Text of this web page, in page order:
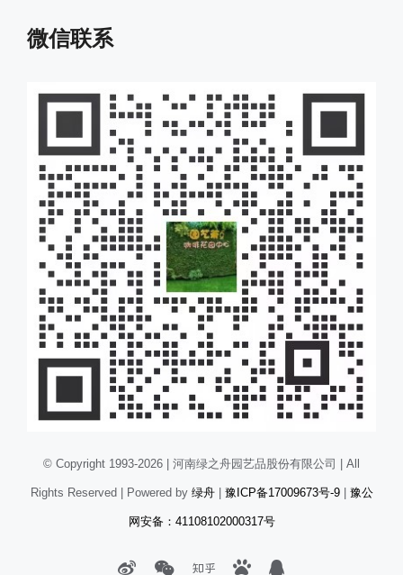
微信联系
© Copyright 1993-2026 | 河南绿之舟园艺品股份有限公司 | All
Rights Reserved | Powered by 绿舟| 豫ICP备17009673号-9| 豫公
网安备：41108102000317号